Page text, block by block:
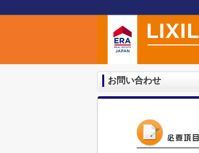
お問い合わせ